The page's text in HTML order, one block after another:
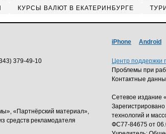
КУРСЫ ВАЛЮТ В ЕКАТЕРИНБУРГЕ
379-49-10
«Партнёрский материал»,
средств рекламодателя
iPhone Android
Центр поддержки
Проблемы при
Контактные
Сетевое издание
технологий и
ФС77-84675 от